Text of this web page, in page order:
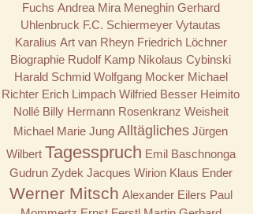
Fuchs Andrea Mira Meneghin Gerhard
Uhlenbruck F.C. Schiermeyer Vytautas
Karalius Art van Rheyn Friedrich Löchner
Biographie Rudolf Kamp Nikolaus Cybinski
Harald Schmid Wolfgang Mocker Michael
Richter Erich Limpach Wilfried Besser Heimito
Nollé Billy Hermann Rosenkranz Weisheit
Michael Marie Jung Alltägliches Jürgen
Wilbert Tagesspruch Emil Baschnonga
Gudrun Zydek Jacques Wirion Klaus Ender
Werner Mitsch Alexander Eilers Paul